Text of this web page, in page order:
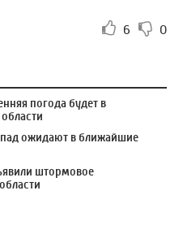
6 0
погода будет в
ожидают в ближайшие
штормовое